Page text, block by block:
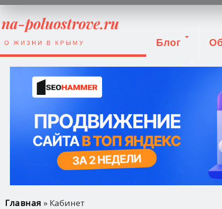
Блог
Вы здесь
Главная » Кабинет